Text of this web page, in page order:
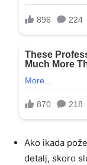
Ako ikada
detalj, skoro